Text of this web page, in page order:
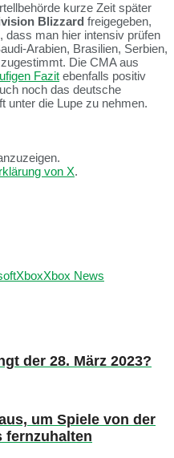
kurze Zeit später
Blizzard freigegeben,
man hier intensiv prüfen
Arabien, Brasilien, Serbien,
Die CMA aus
Fazit ebenfalls positiv
noch das deutsche
unter die Lupe zu nehmen.
von X.
XboxXbox News
der 28. März 2023?
um Spiele von der
fernzuhalten